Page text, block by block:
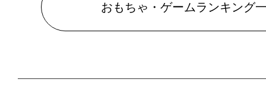
2026/05/24
おもちゃ・ゲームランキング